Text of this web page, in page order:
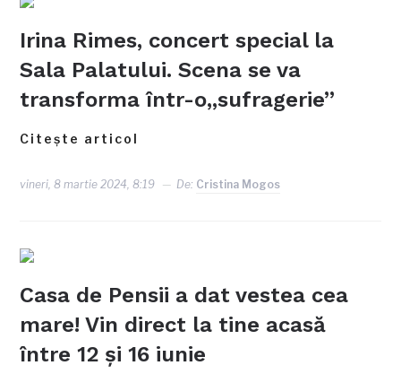
Irina Rimes, concert special la
Sala Palatului. Scena se va
transforma într-o„sufragerie”
Citește articol
vineri, 8 martie 2024, 8:19 De: Cristina Mogos
Casa de Pensii a dat vestea cea
mare! Vin direct la tine acasă
între 12 și 16 iunie